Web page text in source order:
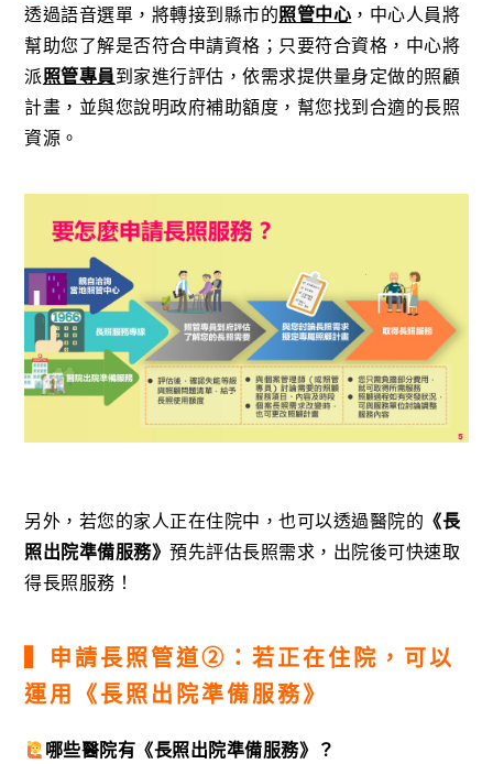
透過語音選單，將轉接到縣市的照管中心 ，中心人員將
幫助您了解是否符合申請資格；只要符合資格，中心將
派照管專員到家進行評估，依需求提供量身定做的照顧
計畫，並與您說明政府補助額度，幫您找到合適的長照
資源。
另外，若您的家人正在住院中，也可以透過醫院的 《長
照出院準備服務》預先評估長照需求，出院後可快速取
得長照服務！
▍申請長照管道②：若正在住院，可以
運用《長照出院準備服務》
哪些醫院有《長照出院準備服務》？